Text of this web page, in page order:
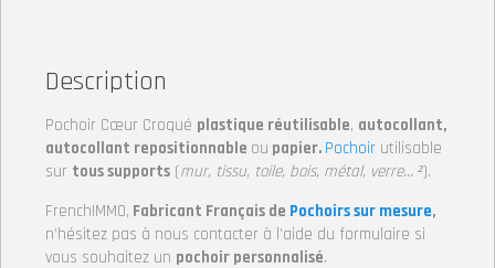
Description
Pochoir Cœur Croqué plastique réutilisable, autocollant,
autocollant repositionnable ou papier. Pochoir utilisable
sur tous supports (mur, tissu, toile, bois, métal, verre… ²).
FrenchIMMO, Fabricant Français de Pochoirs sur mesure,
n’hésitez pas à nous contacter à l’aide du formulaire si
vous souhaitez un pochoir personnalisé.